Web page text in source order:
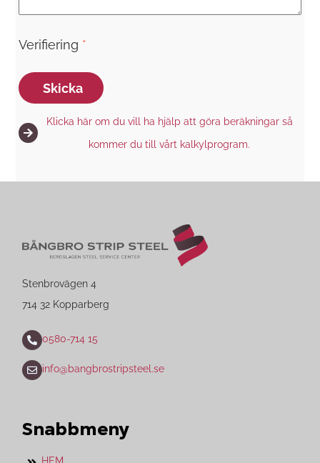
Verifiering *
Skicka
Klicka här om du vill ha hjälp att göra beräkningar så
kommer du till vårt kalkylprogram.
Stenbrovägen 4
714 32 Kopparberg
0580-714 15
info@bangbrostripsteel.se
Snabbmeny